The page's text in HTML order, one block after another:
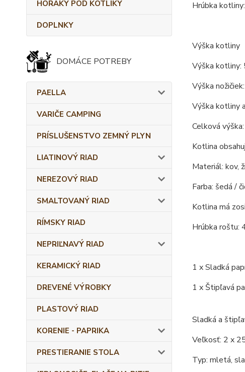
HORÁKY POD KOTLÍKY
DOPLNKY
DOMÁCE POTREBY
PAELLA
VARIČE CAMPING
PRÍSLUŠENSTVO ZEMNÝ PLYN
LIATINOVÝ RIAD
NEREZOVÝ RIAD
SMALTOVANÝ RIAD
RÍMSKY RIAD
NEPRIĽNAVÝ RIAD
KERAMICKÝ RIAD
DREVENÉ VÝROBKY
PLASTOVÝ RIAD
KORENIE - PAPRIKA
PRESTIERANIE STOLA
Hrúbka
Výška kotliny
Výška kotliny:
Výška
Výška kotliny
Celková
Kotlina
Materiál: kov,
Farba: šedá /
Kotlina má
Hrúbka roštu:
1 x Sladká
1 x Štipľavá
Sladká a
Veľkosť: 2 x
Typ: mletá,